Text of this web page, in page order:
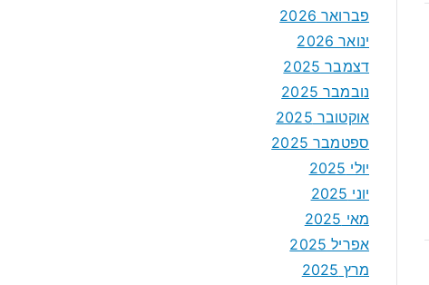
פברואר 2026
ינואר 2026
דצמבר 2025
נובמבר 2025
אוקטובר 2025
ספטמבר 2025
יולי 2025
יוני 2025
מאי 2025
אפריל 2025
מרץ 2025